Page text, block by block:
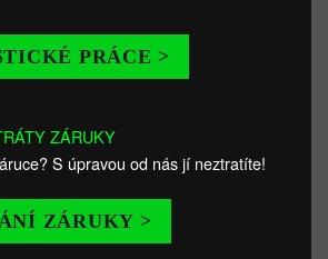
PRÁCE >
ZÁRUKY
S úpravou od nás jí neztratíte!
ZÁRUKY >